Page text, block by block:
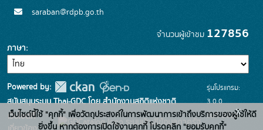
saraban@rdpb.go.th
จำนวนผู้เข้าชม 127856
ภาษา
Powered by:
สนับสนุนระบบ Thai-GDC โดย สำนักงานสถิติแห่งชาติ
เว็บไซต์ที่
ระบบบัญชีข้อมูลภาครัฐ
รุ่นโปรแกรม:
3.0.0
วันที่: 2025-
เว็บไซต์นี้ใช้ "คุกกี้" เพื่อวัตถุประสงค์ในการพัฒนาการเข้าถึงบริการของผู้ใช้ให้ดี
ยิ่งขึ้น หากต้องการเปิดใช้งานคุกกี้ โปรดคลิก "ยอมรับคุกกี้"
x